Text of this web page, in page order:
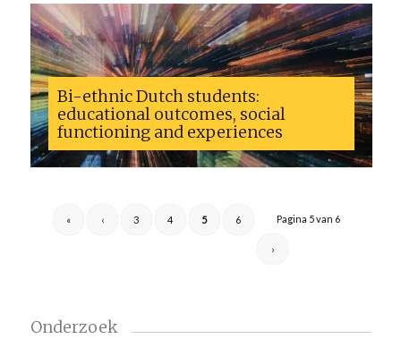
Bi-ethnic Dutch students:
educational outcomes, social
functioning and experiences
Pagina 5 van 6
« ‹ 3 4 5 6
›
Onderzoek